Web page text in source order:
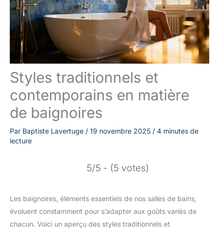
Styles traditionnels et
contemporains en matière
de baignoires
Par Baptiste Lavertuge / 19 novembre 2025 / 4 minutes de
lecture
5/5 - (5 votes)
Les baignoires, éléments essentiels de nos salles de bains,
évoluent constamment pour s’adapter aux goûts variés de
chacun. Voici un aperçu des styles traditionnels et